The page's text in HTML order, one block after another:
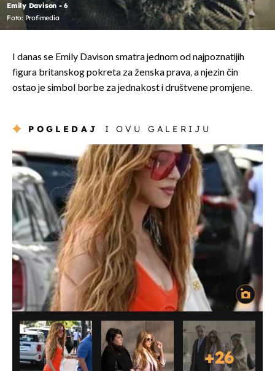
Emily Davison - 6
Foto: Profimedia
I danas se Emily Davison smatra jednom od najpoznatijih
figura britanskog pokreta za ženska prava, a njezin čin
ostao je simbol borbe za jednakost i društvene promjene.
POGLEDAJ I OVU GALERIJU
+26